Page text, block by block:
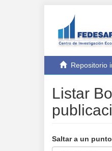
Repositorio
Listar
Saltar a un